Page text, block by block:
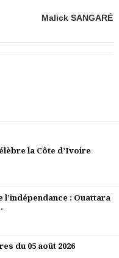
Malick SANGARÉ
la Côte d’Ivoire
l’indépendance : Ouattara
du 05 août 2026